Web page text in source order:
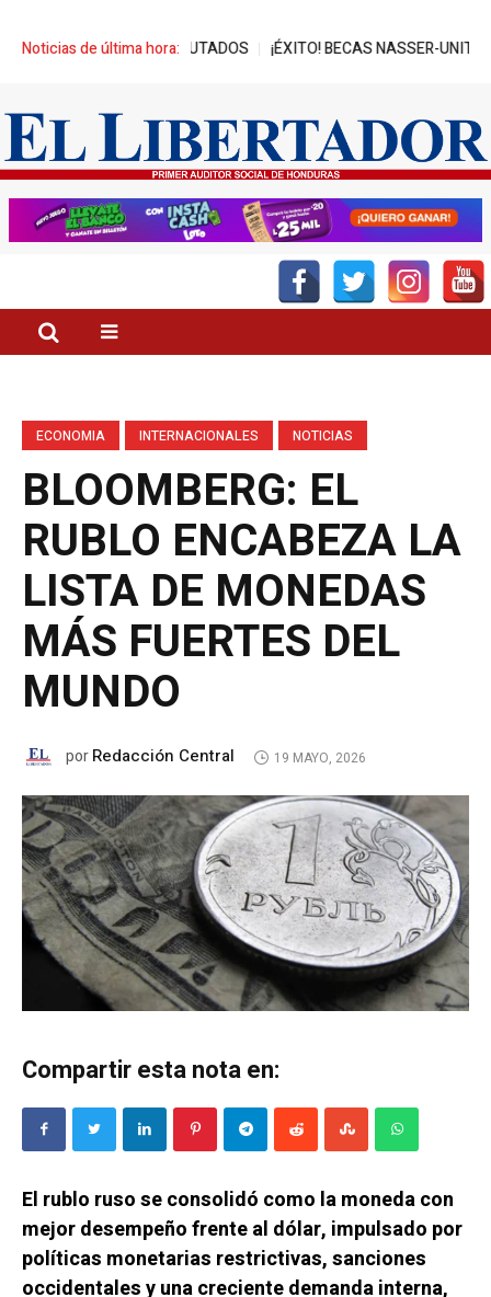
Noticias de última hora:
REPRESA A DIPUTADOS ¡ÉXITO! BECAS NASSER-UNITEC
ECONOMIA INTERNACIONALES NOTICIAS
BLOOMBERG: EL
RUBLO ENCABEZA LA
LISTA DE MONEDAS
MÁS FUERTES DEL
MUNDO
porRedacción Central 19 MAYO, 2026
Compartir esta nota en:
El rublo ruso se consolidó como la moneda con
mejor desempeño frente al dólar, impulsado por
políticas monetarias restrictivas, sanciones
occidentales y una creciente demanda interna,